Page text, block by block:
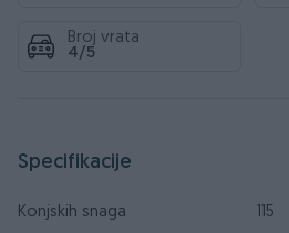
Broj vrata
4/5
Specifikacije
Konjskih snaga 115